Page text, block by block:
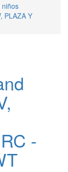
niños
PLAZA Y
-